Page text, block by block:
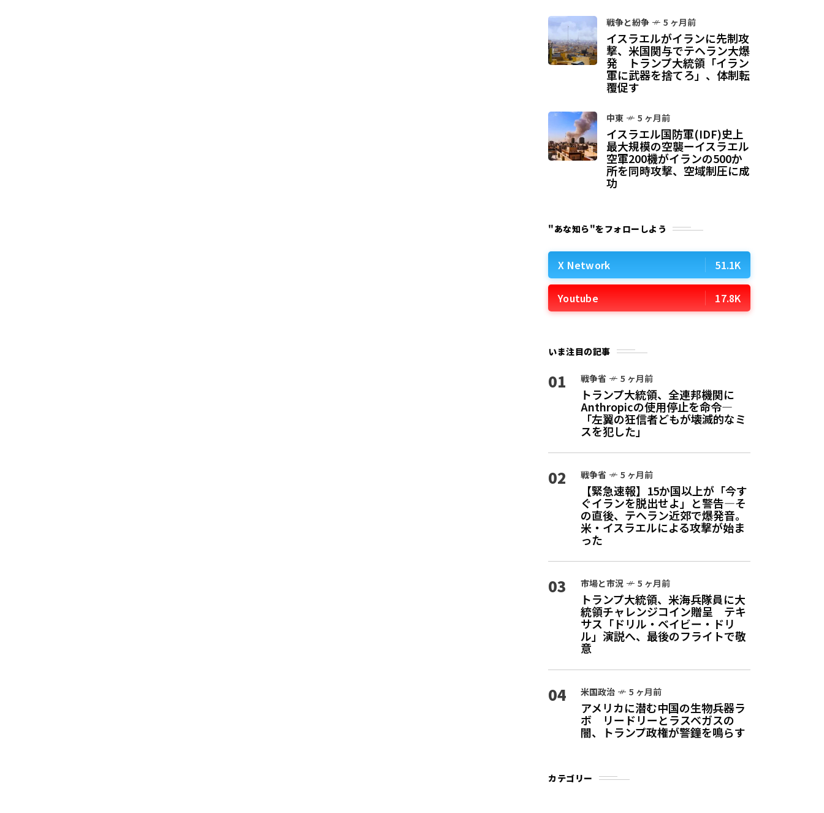
戦争と紛争 5 ヶ月前
イスラエルがイランに先制攻
撃、米国関与でテヘラン大爆
発 トランプ大統領「イラン
軍に武器を捨てろ」、体制転
覆促す
中東 5 ヶ月前
イスラエル国防軍(IDF)史上
最大規模の空襲ーイスラエル
空軍200機がイランの500か
所を同時攻撃、空域制圧に成
功
"あな知ら"をフォローしよう
X Network 51.1K
Youtube 17.8K
いま注目の記事
01 戦争省 5 ヶ月前
トランプ大統領、全連邦機関に
Anthropicの使用停止を命令—
「左翼の狂信者どもが壊滅的なミ
スを犯した」
02 戦争省 5 ヶ月前
【緊急速報】15か国以上が「今す
ぐイランを脱出せよ」と警告—そ
の直後、テヘラン近郊で爆発音。
米・イスラエルによる攻撃が始ま
った
03 市場と市況 5 ヶ月前
トランプ大統領、米海兵隊員に大
統領チャレンジコイン贈呈 テキ
サス「ドリル・ベイビー・ドリ
ル」演説へ、最後のフライトで敬
意
04 米国政治 5 ヶ月前
アメリカに潜む中国の生物兵器ラ
ボ リードリーとラスベガスの
闇、トランプ政権が警鐘を鳴らす
カテゴリー